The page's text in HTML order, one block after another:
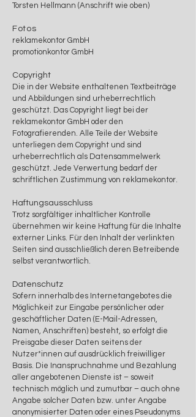
Torsten Hellmann (Anschrift wie oben)
Fotos
reklamekontor GmbH
promotionkontor GmbH
Copyright
Die in der Website enthaltenen Textbeiträge
und Abbildungen sind urheberrechtlich
geschützt. Das Copyright liegt bei der
reklamekontor GmbH oder den
Fotografierenden. Alle Teile der Website
unterliegen dem Copyright und sind
urheberrechtlich als Datensammelwerk
geschützt. Jede Verwertung bedarf der
schriftlichen Zustimmung von reklamekontor.
Haftungsausschluss
Trotz sorgfältiger inhaltlicher Kontrolle
übernehmen wir keine Haftung für die Inhalte
externer Links. Für den Inhalt der verlinkten
Seiten sind ausschließlich deren Betreibende
selbst verantwortlich.
Datenschutz
Sofern innerhalb des Internetangebotes die
Möglichkeit zur Eingabe persönlicher oder
geschäftlicher Daten (E-Mail-Adressen,
Namen, Anschriften) besteht, so erfolgt die
Preisgabe dieser Daten seitens der
Nutzer*innen auf ausdrücklich freiwilliger
Basis. Die Inanspruchnahme und Bezahlung
aller angebotenen Dienste ist – soweit
technisch möglich und zumutbar – auch ohne
Angabe solcher Daten bzw. unter Angabe
anonymisierter Daten oder eines Pseudonyms